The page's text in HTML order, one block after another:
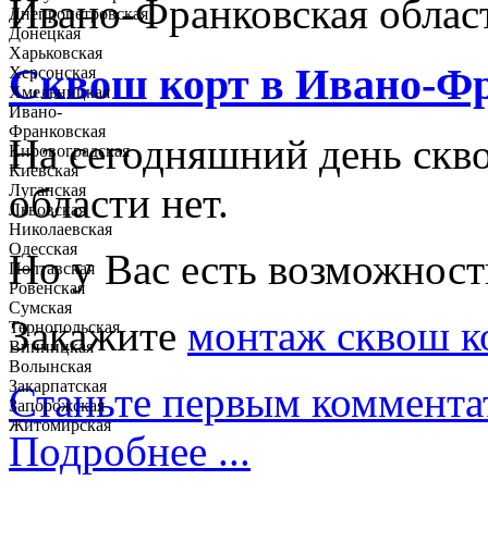
Днепропетровская
Донецкая
Харьковская
Херсонская
Хмельницкая
Ивано-
Франковская
Кировоградская
Киевская
Луганская
Львовская
Николаевская
Одесская
Полтавская
Ровенская
Сумская
Тернопольская
Винницкая
Волынская
Закарпатская
Запорожская
Житомирская
Ивано-Франковская
Сквош корт в Ивано-
На сегодняшний день
области нет.
Но у Вас есть
Закажите монтаж сквош
Станьте первым
Подробнее ...